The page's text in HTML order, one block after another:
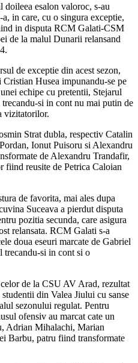
esalon valoroc, s-au
in care, cu o singura exceptie,
in disputa RCM Galati-CSM
de la malul Dunarii relansand
de exceptie din acest sezon,
Husea impunandu-se pe
echipe cu pretentii, Stejarul
si in cont nu mai putin de
vizitatorilor.
Strat dubla, respectiv Catalin
Ionut Puisoru si Alexandru
de Alexandru Trandafir,
fiind reusite de Petrica Caloian
de favorita, mai ales dupa
Suceava a pierdut disputa
pozitia secunda, care asigura
relansata. RCM Galati s-a
doua eseuri marcate de Gabriel
trecandu-si in cont si o
de la CSU AV Arad, rezultat
din Valea Jiului cu sanse
sezonului regulat. Pentru
ofensiv au marcat cate un
Adrian Mihalachi, Marian
Barbu, patru fiind transformate